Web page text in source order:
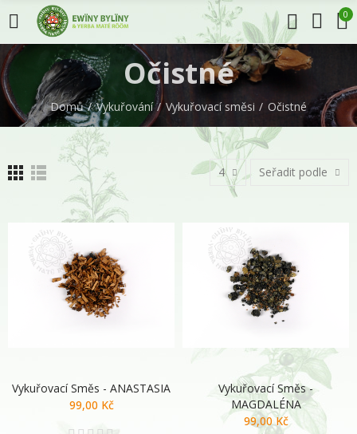
0
Očistné
Domů Vykuřování Vykuřovací směsi Očistné
4 Seřadit podle
Vykuřovací Směs - ANASTASIA
99,00 Kč
Vykuřovací Směs -
MAGDALÉNA
99,00 Kč